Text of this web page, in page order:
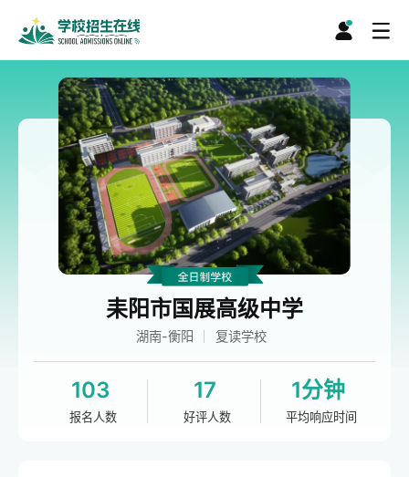
耒阳市国展高级中学
湖南-衡阳 复读学校
103
报名人数
17
好评人数
1分钟
平均响应时间